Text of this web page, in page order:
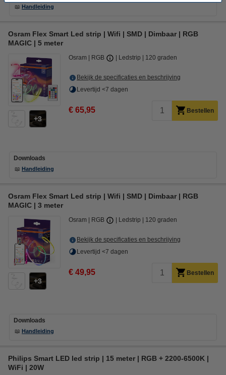
📖 Handleiding
Osram Flex Smart Led strip | Wifi | SMD | Dimbaar | RGB
MAGIC | 5 meter
3
Osram RGB Ledstrip 120 graden
Bekijk de specificaties en beschrijving
Levertijd <7 dagen
€ 65,95 Bestellen
Downloads
📖 Handleiding
Osram Flex Smart Led strip | Wifi | SMD | Dimbaar | RGB
MAGIC | 3 meter
3
Osram RGB Ledstrip 120 graden
Bekijk de specificaties en beschrijving
Levertijd <7 dagen
€ 49,95 Bestellen
Downloads
📖 Handleiding
Philips Smart LED led strip | 15 meter | RGB + 2200-6500K |
WiFi | 20W